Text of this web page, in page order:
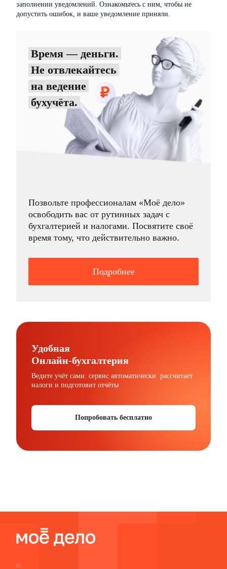
заполнении уведомлений. Ознакомьтесь с ним, чтобы не
допустить ошибок, и ваше уведомление приняли.
Время — деньги.
Не отвлекайтесь
на ведение
бухучёта.
Позвольте профессионалам «Моё дело»
освободить вас от рутинных задач с
бухгалтерией и налогами. Посвятите своё
время тому, что действительно важно.
Подробнее
Удобная
Онлайн-бухгалтерия
Ведите учёт сами: сервис автоматически рассчитает
налоги и подготовит отчёты
Попробовать бесплатно
01